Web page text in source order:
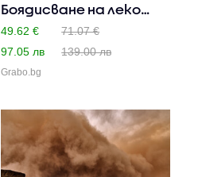
Боядисване на леко
увреден и ..
49.62 €
71.07 €
97.05 лв
139.00 лв
Grabo.bg